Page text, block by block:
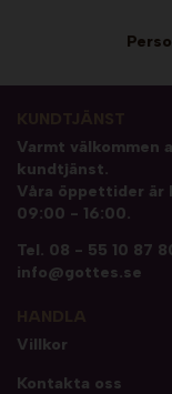
Varmt välkommen
kundtjänst.
Våra öppettider är
09:00 - 16:00.
Tel. 08 - 55 10 87
info@gottes.se
Villkor
Kontakta oss